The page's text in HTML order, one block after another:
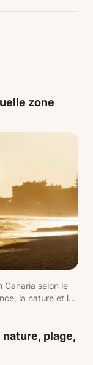
zone
Canaria selon le
la nature et le
nature, plage,